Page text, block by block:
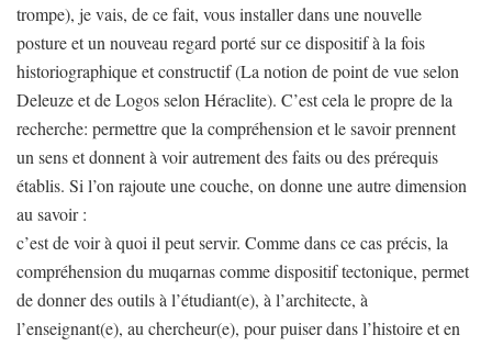
trompe), je vais, de ce fait, vous installer dans une nouvelle
posture et un nouveau regard porté sur ce dispositif à la fois
historiographique et constructif (La notion de point de vue selon
Deleuze et de Logos selon Héraclite). C’est cela le propre de la
recherche: permettre que la compréhension et le savoir prennent
un sens et donnent à voir autrement des faits ou des prérequis
établis. Si l’on rajoute une couche, on donne une autre dimension
au savoir :
c’est de voir à quoi il peut servir. Comme dans ce cas précis, la
compréhension du muqarnas comme dispositif tectonique, permet
de donner des outils à l’étudiant(e), à l’architecte, à
l’enseignant(e), au chercheur(e), pour puiser dans l’histoire et en